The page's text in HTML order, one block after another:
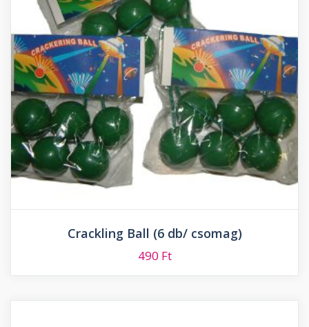
Crackling Ball (6 db/ csomag)
490 Ft